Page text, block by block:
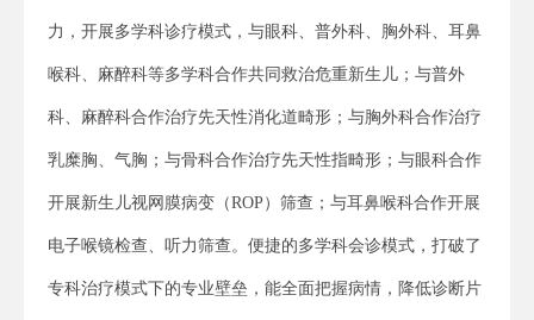
力，开展多学科诊疗模式，与眼科、普外科、胸外科、耳鼻
喉科、麻醉科等多学科合作共同救治危重新生儿；与普外
科、麻醉科合作治疗先天性消化道畸形；与胸外科合作治疗
乳糜胸、气胸；与骨科合作治疗先天性指畸形；与眼科合作
开展新生儿视网膜病变（ROP）筛查；与耳鼻喉科合作开展
电子喉镜检查、听力筛查。便捷的多学科会诊模式，打破了
专科治疗模式下的专业壁垒，能全面把握病情，降低诊断片